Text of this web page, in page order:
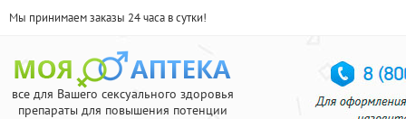
Мы принимаем заказы 24 часа в сутки!
все для Вашего сексуального здоровья
препараты для повышения потенции